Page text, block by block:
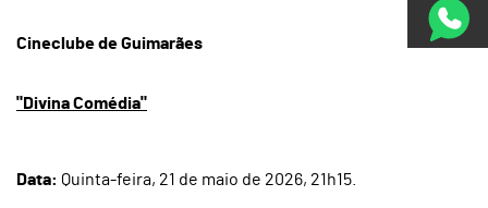
Cineclube de Guimarães
"Divina Comédia"
Data: Quinta-feira, 21 de maio de 2026, 21h15.